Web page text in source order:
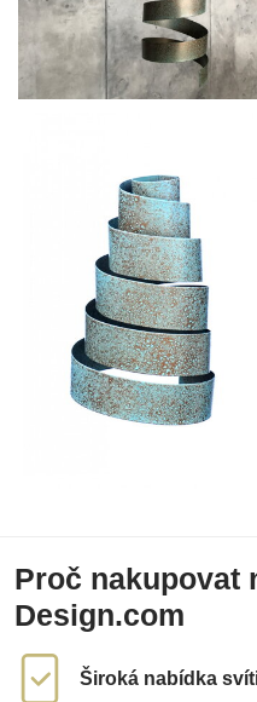
Proč nakupovat
Design.com
Široká nabídka